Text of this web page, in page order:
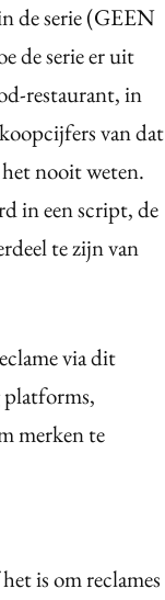
de serie (GEEN
de serie er uit
restaurant, in
van dat
nooit weten.
in een script, de
te zijn van
via dit
platforms,
merken te
is om reclames